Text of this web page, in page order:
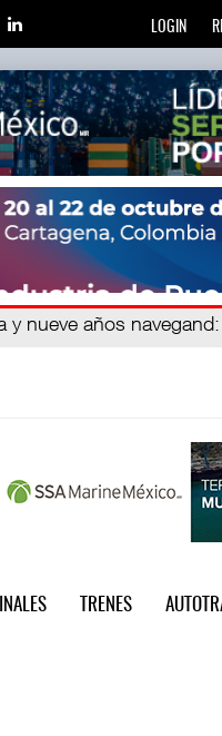
LOGIN
evitar crisis ambien
y nueve años navegand
TRENES